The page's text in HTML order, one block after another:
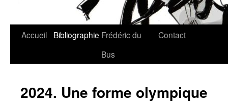
Accueil Bibliographie Frédéric du
Bus
Contact
2024. Une forme olympique